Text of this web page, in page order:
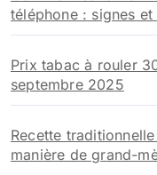
téléphone : signes
Prix tabac à rouler
septembre 2025
Recette
manière de grand-